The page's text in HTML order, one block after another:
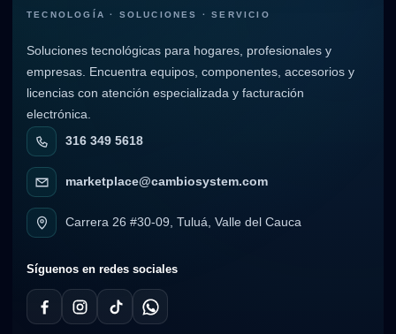
TECNOLOGÍA · SOLUCIONES · SERVICIO
Soluciones tecnológicas para hogares, profesionales y
empresas. Encuentra equipos, componentes, accesorios y
licencias con atención especializada y facturación
electrónica.
316 349 5618
marketplace@cambiosystem.com
Carrera 26 #30-09, Tuluá, Valle del Cauca
Síguenos en redes sociales